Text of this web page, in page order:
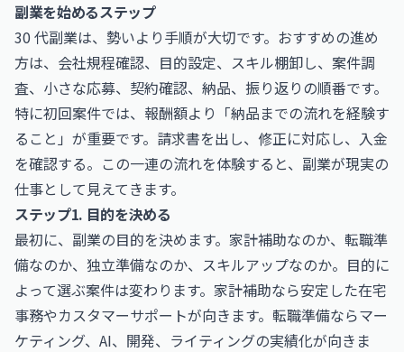
副業を始めるステップ
30 代副業は、勢いより手順が大切です。おすすめの進め
方は、会社規程確認、目的設定、スキル棚卸し、案件調
査、小さな応募、契約確認、納品、振り返りの順番です。
特に初回案件では、報酬額より「納品までの流れを経験す
ること」が重要です。請求書を出し、修正に対応し、入金
を確認する。この一連の流れを体験すると、副業が現実の
仕事として見えてきます。
ステップ1. 目的を決める
最初に、副業の目的を決めます。家計補助なのか、転職準
備なのか、独立準備なのか、スキルアップなのか。目的に
よって選ぶ案件は変わります。家計補助なら安定した在宅
事務やカスタマーサポートが向きます。転職準備ならマー
ケティング、AI、開発、ライティングの実績化が向きま